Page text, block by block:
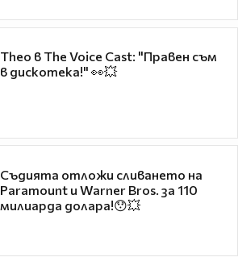
Theo в The Voice Cast: "Правен съм
в дискотека!" 👀💥
Съдията отложи сливането на
Paramount и Warner Bros. за 110
милиарда долара!😯💥